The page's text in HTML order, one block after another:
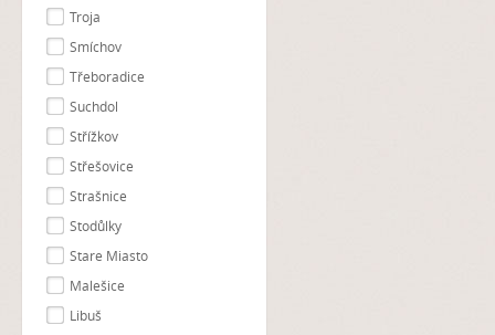
Troja
Smíchov
Třeboradice
Suchdol
Střížkov
Střešovice
Strašnice
Stodůlky
Stare Miasto
Malešice
Libuš